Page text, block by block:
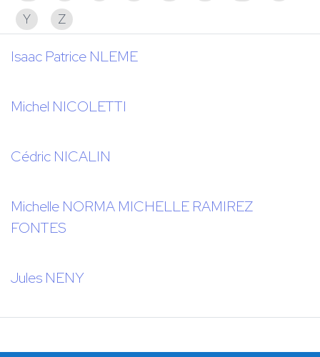
Y
Z
Isaac Patrice NLEME
Michel NICOLETTI
Cédric NICALIN
Michelle NORMA MICHELLE RAMIREZ
FONTES
Jules NENY